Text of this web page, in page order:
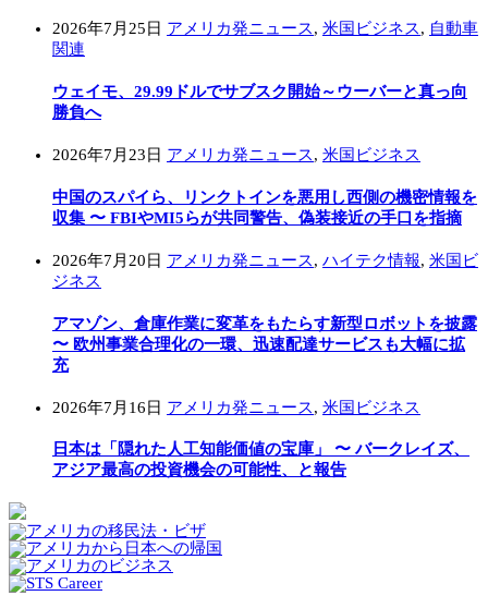
2026年7月25日 アメリカ発ニュース, 米国ビジネス, 自動車
関連
ウェイモ、29.99ドルでサブスク開始～ウーバーと真っ向
勝負へ
2026年7月23日 アメリカ発ニュース, 米国ビジネス
中国のスパイら、リンクトインを悪用し西側の機密情報を
収集 〜 FBIやMI5らが共同警告、偽装接近の手口を指摘
2026年7月20日 アメリカ発ニュース, ハイテク情報, 米国ビ
ジネス
アマゾン、倉庫作業に変革をもたらす新型ロボットを披露
〜 欧州事業合理化の一環、迅速配達サービスも大幅に拡
充
2026年7月16日 アメリカ発ニュース, 米国ビジネス
日本は「隠れた人工知能価値の宝庫」 〜 バークレイズ、
アジア最高の投資機会の可能性、と報告